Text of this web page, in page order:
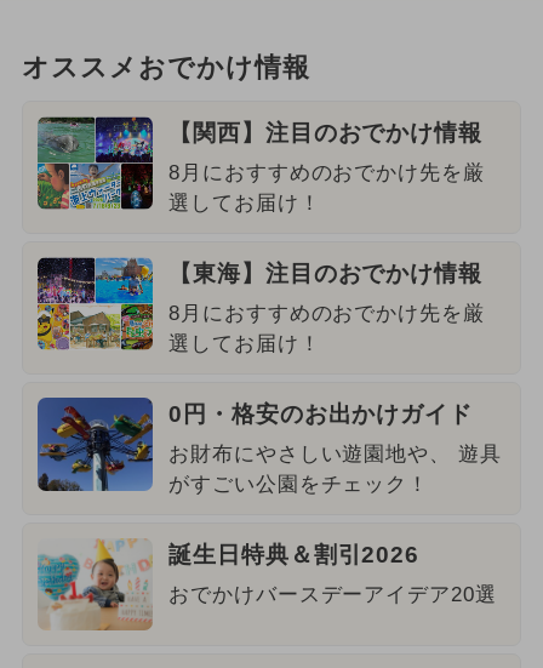
オススメおでかけ情報
【関西】注目のおでかけ情報
8月におすすめのおでかけ先を厳
選してお届け！
【東海】注目のおでかけ情報
8月におすすめのおでかけ先を厳
選してお届け！
0円・格安のお出かけガイド
お財布にやさしい遊園地や、 遊具
がすごい公園をチェック！
誕生日特典＆割引2026
おでかけバースデーアイデア20選